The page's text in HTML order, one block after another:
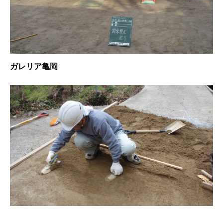
ガレリア亀岡